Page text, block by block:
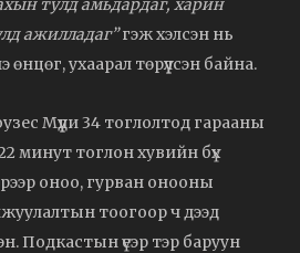
ажилладаг”гэж хэлсэн нь
ухаарал төрүүлсэн байна.
Мүүди 34 тоглолтод гарааны
минут тоглон хувийн бүх
Тэрээр оноо, гурван онооны
тоогоор ч дээд
Подкастын үеэр тэр баруун